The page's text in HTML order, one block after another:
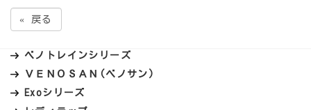
« 戻る
ベノトレインシリーズ
ＶＥＮＯＳＡＮ(ベノサン)
Exoシリーズ